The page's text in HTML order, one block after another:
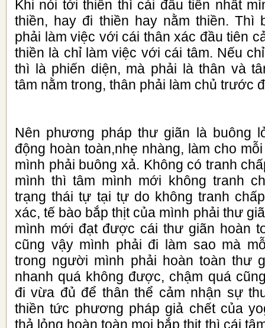
Khi nói tới thiền thì cái đầu tiên nhất
thiền, hay đi thiền hay nằm thiền. Thì
phải làm việc với cái thân xác đầu tiên
thiền là chỉ làm việc với cái tâm. Nếu
thì là phiến diện, mà phải là thân và
tâm nằm trong, thân phải làm chủ trước
Nên phương pháp thư giãn là buông
động hoàn toàn,nhẹ nhàng, làm cho
mình phải buông xả. Không có tranh
mình thì tâm mình mới không tranh
trạng thái tự tại tự do không tranh
xác, tế bào bắp thịt của mình phải thư
mình mới đạt được cái thư giãn hoàn
cũng vậy mình phải đi làm sao mà
trong người mình phải hoàn toàn thư
nhanh quá không được, chậm quá
đi vừa đủ để thân thể cảm nhận sự
thiền tức phương pháp giả chết của
thả lỏng hoàn toàn mọi bắp thịt thì cái